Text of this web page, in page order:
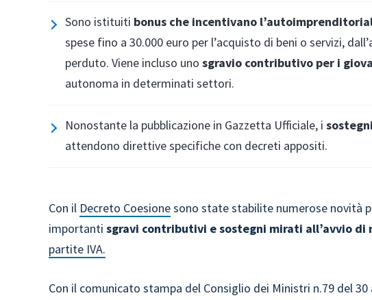
Sono istituiti bonus che incentivano
spese fino a 30.000 euro per l’acquisto di beni o servizi,
perduto. Viene incluso unosgravio contributivo per i
autonoma in determinati settori.
Nonostante la pubblicazione in Gazzetta Ufficiale, i
attendono direttive specifiche con decreti appositi.
Con il Decreto Coesionesono state stabilite numerose novità
importantisgravi contributivi e sostegni mirati all’avvio di
partite IVA.
Con il comunicato stampa del Consiglio dei Ministri n.79 del 30